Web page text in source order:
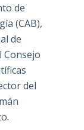
de
(CAB),
de
Consejo
del